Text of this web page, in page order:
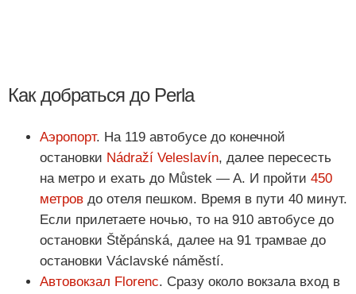
Как добраться до Perla
Аэропорт. На 119 автобусе до конечной
остановки Nádraží Veleslavín, далее пересесть
на метро и ехать до Můstek — A. И пройти 450
метров до отеля пешком. Время в пути 40 минут.
Если прилетаете ночью, то на 910 автобусе до
остановки Štěpánská, далее на 91 трамвае до
остановки Václavské náměstí.
Автовокзал Florenc. Сразу около вокзала вход в